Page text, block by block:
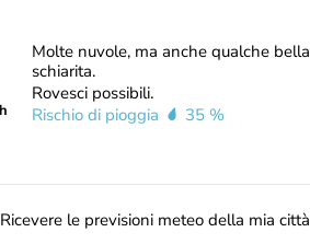
Molte nuvole, ma anche qualche bella
schiarita.
Rovesci possibili.
Rischio di pioggia
35 %
Ricevere le previsioni meteo della mia città